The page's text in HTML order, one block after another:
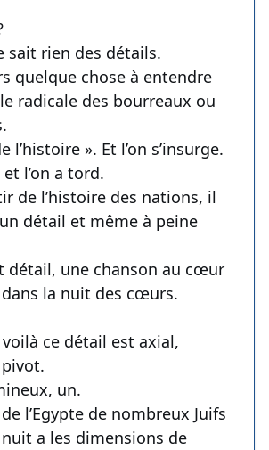
sait rien des détails.
quelque chose à entendre
radicale des bourreaux ou
l’histoire ». Et l’on s’insurge.
et l’on a tord.
de l’histoire des nations, il
détail et même à peine
détail, une chanson au cœur
la nuit des cœurs.
ce détail est axial,
un.
l’Egypte de nombreux Juifs
a les dimensions de